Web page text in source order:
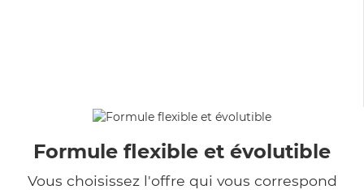
Formule flexible et évolutible
Vous choisissez l'offre qui vous correspond